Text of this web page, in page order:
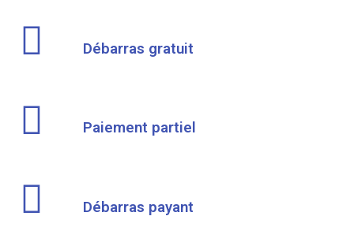
Débarras gratuit
Paiement partiel
Débarras payant